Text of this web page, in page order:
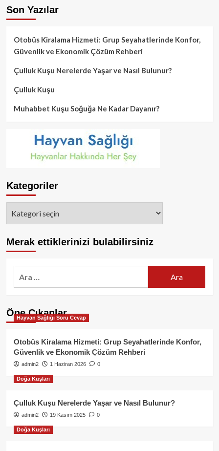
Son Yazılar
Otobüs Kiralama Hizmeti: Grup Seyahatlerinde Konfor,
Güvenlik ve Ekonomik Çözüm Rehberi
Çulluk Kuşu Nerelerde Yaşar ve Nasıl Bulunur?
Çulluk Kuşu
Muhabbet Kuşu Soğuğa Ne Kadar Dayanır?
Kategoriler
Merak ettiklerinizi bulabilirsiniz
Öne Çıkanlar
Hayvan Sağlığı Soru Cevap
Otobüs Kiralama Hizmeti: Grup Seyahatlerinde Konfor,
Güvenlik ve Ekonomik Çözüm Rehberi
admin2 1 Haziran 2026 0
Doğa Kuşları
Çulluk Kuşu Nerelerde Yaşar ve Nasıl Bulunur?
admin2 19 Kasım 2025 0
Doğa Kuşları